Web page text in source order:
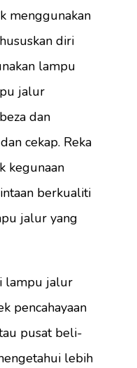
menggunakan
diri
lampu
jalur
dan
cekap. Reka
kegunaan
berkualiti
jalur yang
lampu jalur
pencahayaan
pusat beli-
lebih